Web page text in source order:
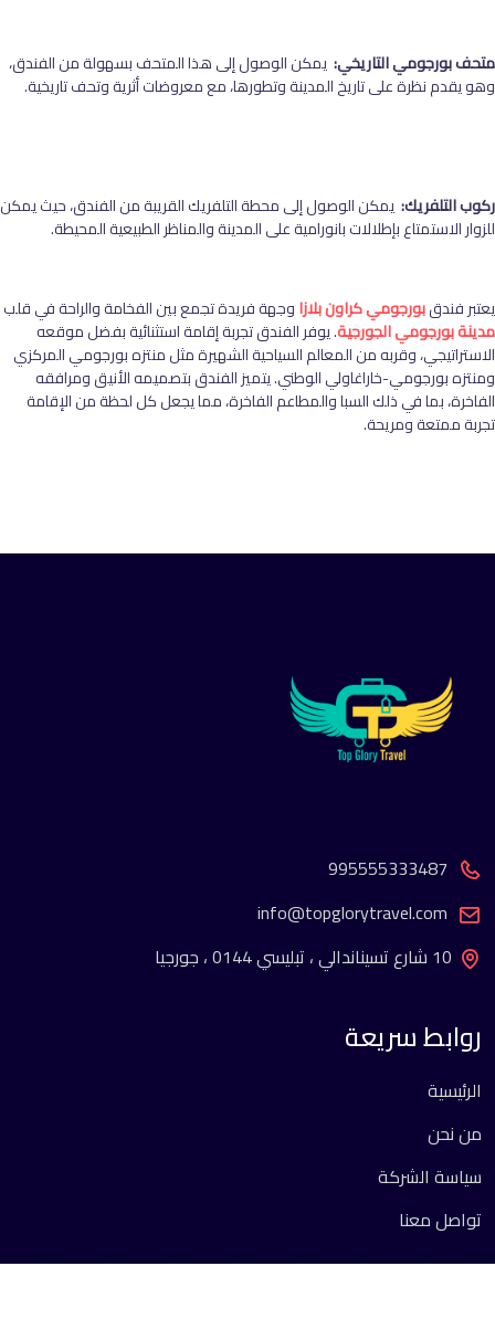
متحف بورجومي التاريخي: يمكن الوصول إلى هذا المتحف بسهولة من الفندق،
وهو يقدم نظرة على تاريخ المدينة وتطورها، مع معروضات أثرية وتحف تاريخية.
ركوب التلفريك: يمكن الوصول إلى محطة التلفريك القريبة من الفندق، حيث يمكن
للزوار الاستمتاع بإطلالات بانورامية على المدينة والمناظر الطبيعية المحيطة.
يعتبر فندقبورجومي كراون بلازاوجهة فريدة تجمع بين الفخامة والراحة في قلب
مدينة بورجومي الجورجية. يوفر الفندق تجربة إقامة استثنائية بفضل موقعه
الاستراتيجي، وقربه من المعالم السياحية الشهيرة مثل منتزه بورجومي المركزي
ومنتزه بورجومي-خاراغاولي الوطني. يتميز الفندق بتصميمه الأنيق ومرافقه
الفاخرة، بما في ذلك السبا والمطاعم الفاخرة، مما يجعل كل لحظة من الإقامة
تجربة ممتعة ومريحة.
995555333487
info@topglorytravel.com
10 شارع تسيناندالي ، تبليسي 0144 ، جورجيا
روابط سريعة
الرئيسية
من نحن
سياسة الشركة
تواصل معنا